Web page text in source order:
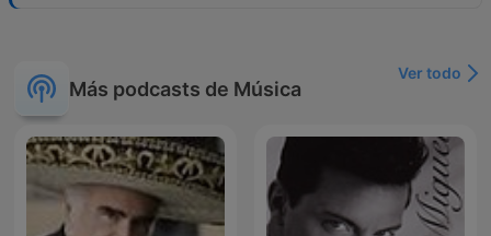
Más podcasts de Música
Ver todo